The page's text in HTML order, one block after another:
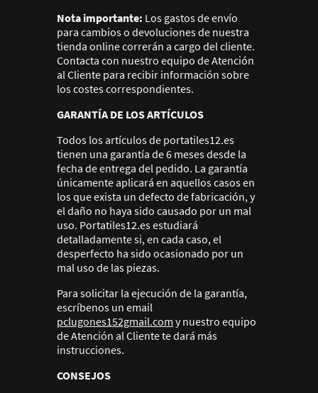
Nota importante: Los gastos de envío
para cambios o devoluciones de nuestra
tienda online correrán a cargo del cliente.
Contacta con nuestro equipo de Atención
al Cliente para recibir información sobre
los costes correspondientes.
GARANTÍA DE LOS ARTÍCULOS
Todos los artículos de portatiles12.es
tienen una garantía de 6 meses desde la
fecha de entrega del pedido. La garantía
únicamente aplicará en aquellos casos en
los que exista un defecto de fabricación, y
el daño no haya sido causado por un mal
uso. Portatiles12.es estudiará
detalladamente si, en cada caso, el
desperfecto ha sido ocasionado por un
mal uso de las piezas.
Para solicitar la ejecución de la garantía,
escríbenos un email
pclugones152gmail.com y nuestro equipo
de Atención al Cliente te dará más
instrucciones.
CONSEJOS